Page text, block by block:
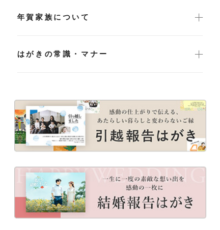
年賀家族について
はがきの常識・マナー